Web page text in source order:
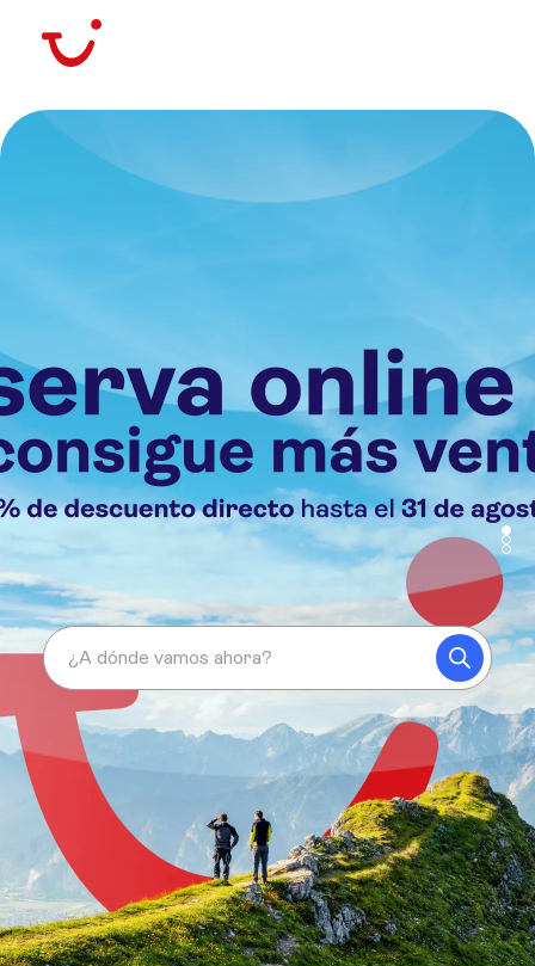
¿A dónde vamos ahora?